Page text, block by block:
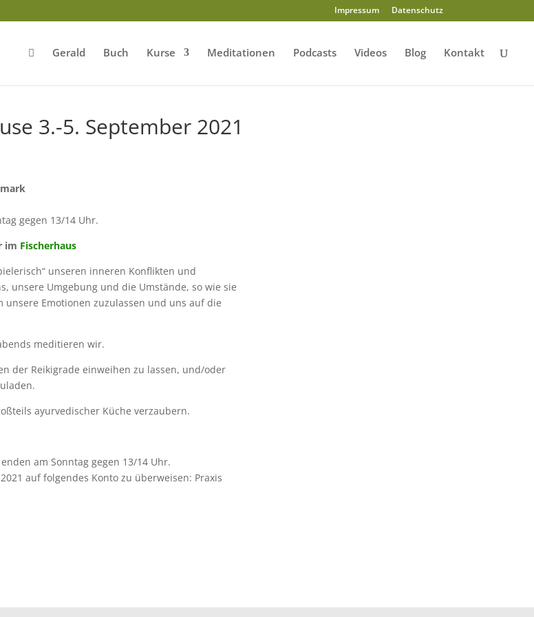
Impressum Datenschutz
Gerald Buch Kurse Meditationen Podcasts Videos Blog Kontakt
3.-5. September 2021
gegen 13/14 Uhr.
im Fischerhaus
unseren inneren Konflikten und
unsere Umgebung und die Umstände, so wie sie
Emotionen zuzulassen und uns auf die
meditieren wir.
der Reikigrade einweihen zu lassen, und/oder
ayurvedischer Küche verzaubern.
am Sonntag gegen 13/14 Uhr.
auf folgendes Konto zu überweisen: Praxis